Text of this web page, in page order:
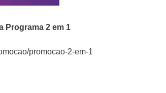
Programa 2 em 1
promocao-2-em-1